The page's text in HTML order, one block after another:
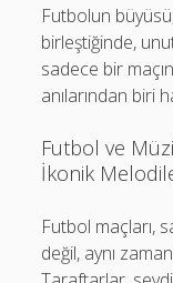
Futbolun
birleştiğinde,
sadece bir
anılarından biri
Futbol ve
İkonik
Futbol maçları,
değil, aynı